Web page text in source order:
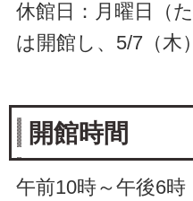
休館日：月曜日（
は開館し、5/7（木
開館時間
午前10時～午後6